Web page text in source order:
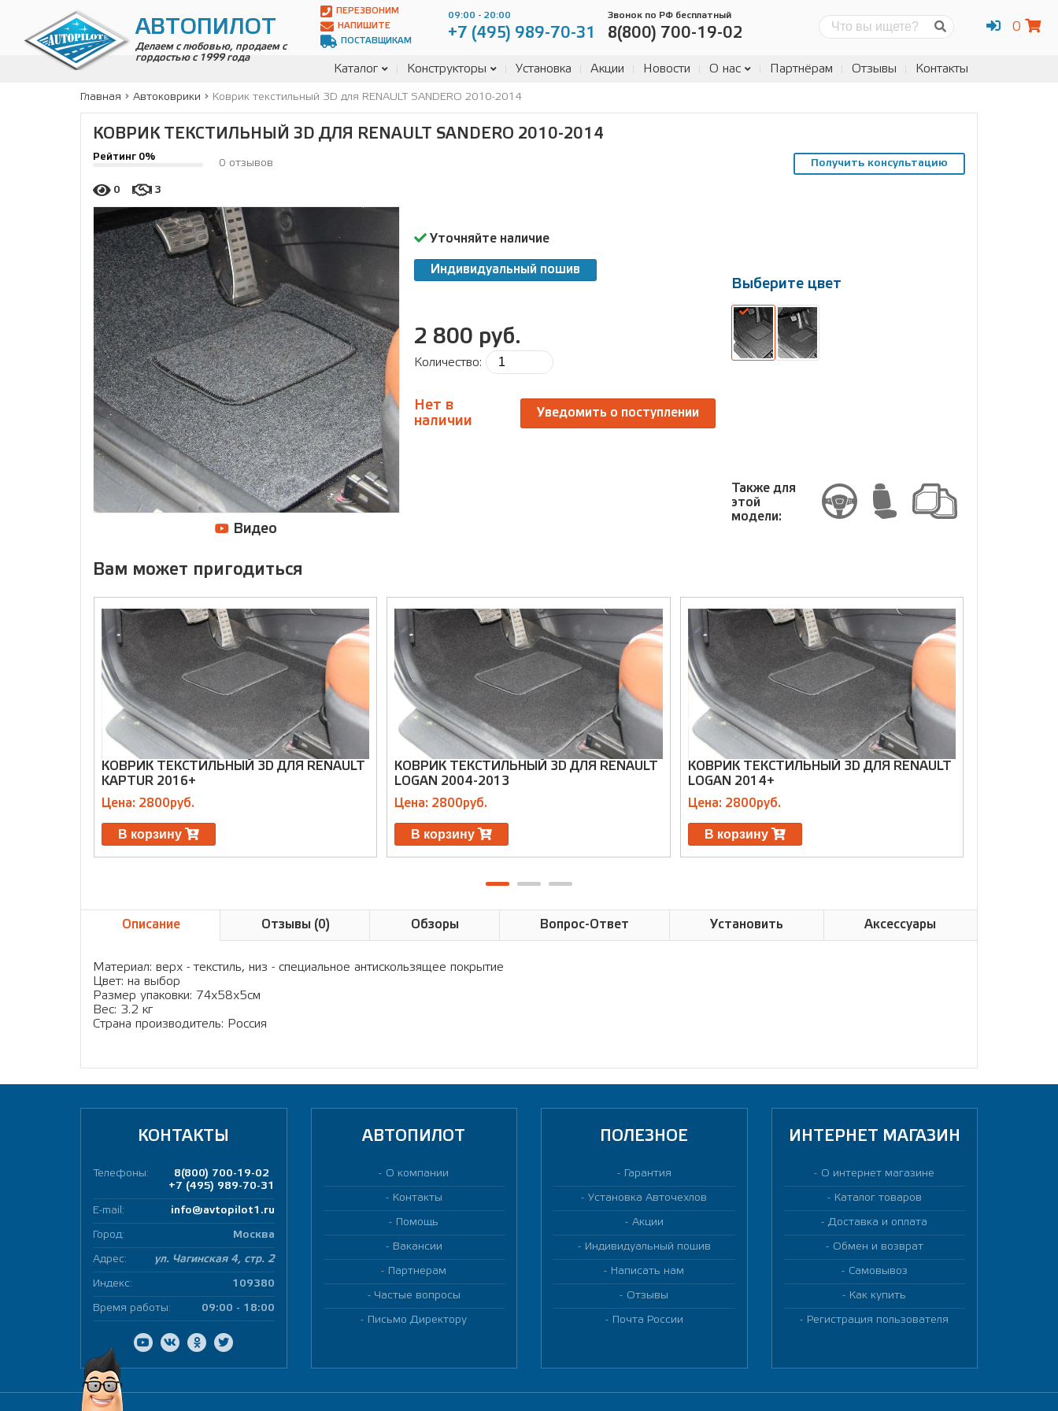
АВТОПИЛОТ
Делаем с любовью, продаем с
гордостью с 1999 года
ПЕРЕЗВОНИМ
НАПИШИТЕ
ПОСТАВЩИКАМ
09:00 - 20:00
+7 (495) 989-70-31
Звонок по РФ бесплатный
8(800) 700-19-02 0
Каталог Конструкторы Установка Акции Новости О нас Партнёрам Отзывы Контакты
Главная Автоковрики Коврик текстильный 3D для RENAULT SANDERO 2010-2014
КОВРИК ТЕКСТИЛЬНЫЙ 3D ДЛЯ RENAULT SANDERO 2010-2014
Рейтинг 0%
0 отзывов Получить консультацию
0 3
Уточняйте наличие
Индивидуальный пошив
2 800 руб.
Количество:
Нет в
наличии
Уведомить о поступлении
Видео
Выберите цвет
Выберите
размер
Также для
этой
модели:
Вам может пригодиться
КОВРИК ТЕКСТИЛЬНЫЙ 3D ДЛЯ RENAULT
KAPTUR 2016+
Цена: 2800руб.
В корзину
КОВРИК ТЕКСТИЛЬНЫЙ 3D ДЛЯ RENAULT
LOGAN 2004-2013
Цена: 2800руб.
В корзину
КОВРИК ТЕКСТИЛЬНЫЙ 3D ДЛЯ RENAULT
LOGAN 2014+
Цена: 2800руб.
В корзину
Описание Отзывы (0) Обзоры Вопрос-Ответ Установить Аксессуары
Материал: верх - текстиль, низ - специальное антискользящее покрытие
Цвет: на выбор
Размер упаковки: 74х58х5см
Вес: 3.2 кг
Страна производитель: Россия
КОНТАКТЫ
Телефоны:
8(800) 700-19-02
+7 (495) 989-70-31
E-mail: info@avtopilot1.ru
Город: Москва
Адрес: ул. Чагинская 4, стр. 2
Индекс: 109380
Время работы: 09:00 - 18:00
АВТОПИЛОТ
О компании
Контакты
Помощь
Вакансии
Партнерам
Частые вопросы
Письмо Директору
ПОЛЕЗНОЕ
Гарантия
Установка Авточехлов
Акции
Индивидуальный пошив
Написать нам
Отзывы
Почта России
ИНТЕРНЕТ МАГАЗИН
О интернет магазине
Каталог товаров
Доставка и оплата
Обмен и возврат
Самовывоз
Как купить
Регистрация пользователя
Адрес:
Чагинская
info@avtopilot1.ru